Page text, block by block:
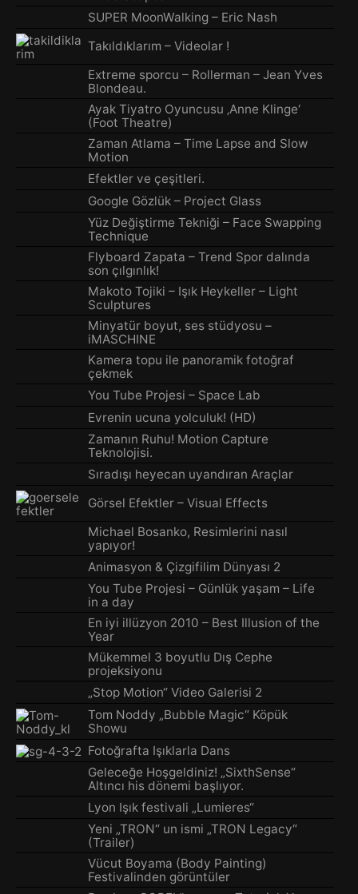
SUPER MoonWalking – Eric Nash
Takıldıklarım – Videolar !
Extreme sporcu – Rollerman – Jean Yves
Blondeau.
Ayak Tiyatro Oyuncusu ‚Anne Klinge‘
(Foot Theatre)
Zaman Atlama – Time Lapse and Slow
Motion
Efektler ve çeşitleri.
Google Gözlük – Project Glass
Yüz Değiştirme Tekniği – Face Swapping
Technique
Flyboard Zapata – Trend Spor dalında
son çılgınlık!
Makoto Tojiki – Işık Heykeller – Light
Sculptures
Minyatür boyut, ses stüdyosu –
iMASCHINE
Kamera topu ile panoramik fotoğraf
çekmek
You Tube Projesi – Space Lab
Evrenin ucuna yolculuk! (HD)
Zamanın Ruhu! Motion Capture
Teknolojisi.
Sıradışı heyecan uyandıran Araçlar
Görsel Efektler – Visual Effects
Michael Bosanko, Resimlerini nasıl
yapıyor!
Animasyon & Çizgifilim Dünyası 2
You Tube Projesi – Günlük yaşam – Life
in a day
En iyi illüzyon 2010 – Best Illusion of the
Year
Mükemmel 3 boyutlu Dış Cephe
projeksiyonu
„Stop Motion“ Video Galerisi 2
Tom Noddy „Bubble Magic“ Köpük
Showu
Fotoğrafta Işıklarla Dans
Geleceğe Hoşgeldiniz! „SixthSense“
Altıncı his dönemi başlıyor.
Lyon Işık festivali „Lumieres“
Yeni „TRON“ un ismi „TRON Legacy“
(Trailer)
Vücut Boyama (Body Painting)
Festivalinden görüntüler